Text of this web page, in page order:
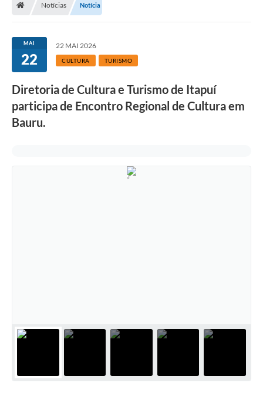
Notícias Notícia
MAI
22
22 MAI 2026
CULTURA TURISMO
Diretoria de Cultura e Turismo de Itapuí
participa de Encontro Regional de Cultura em
Bauru.